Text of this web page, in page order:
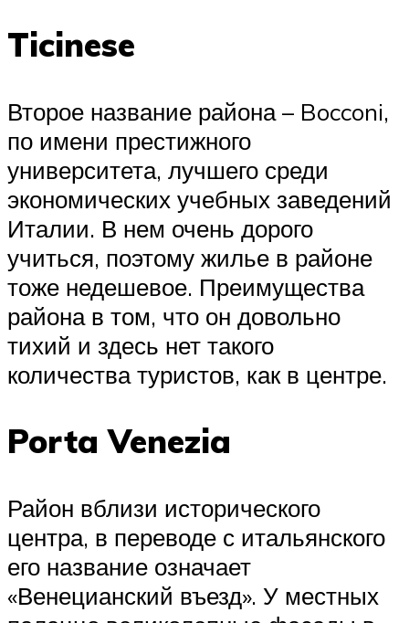
Ticinese
Второе название района – Bocconi,
по имени престижного
университета, лучшего среди
экономических учебных заведений
Италии. В нем очень дорого
учиться, поэтому жилье в районе
тоже недешевое. Преимущества
района в том, что он довольно
тихий и здесь нет такого
количества туристов, как в центре.
Porta Venezia
Район вблизи исторического
центра, в переводе с итальянского
его название означает
«Венецианский въезд». У местных